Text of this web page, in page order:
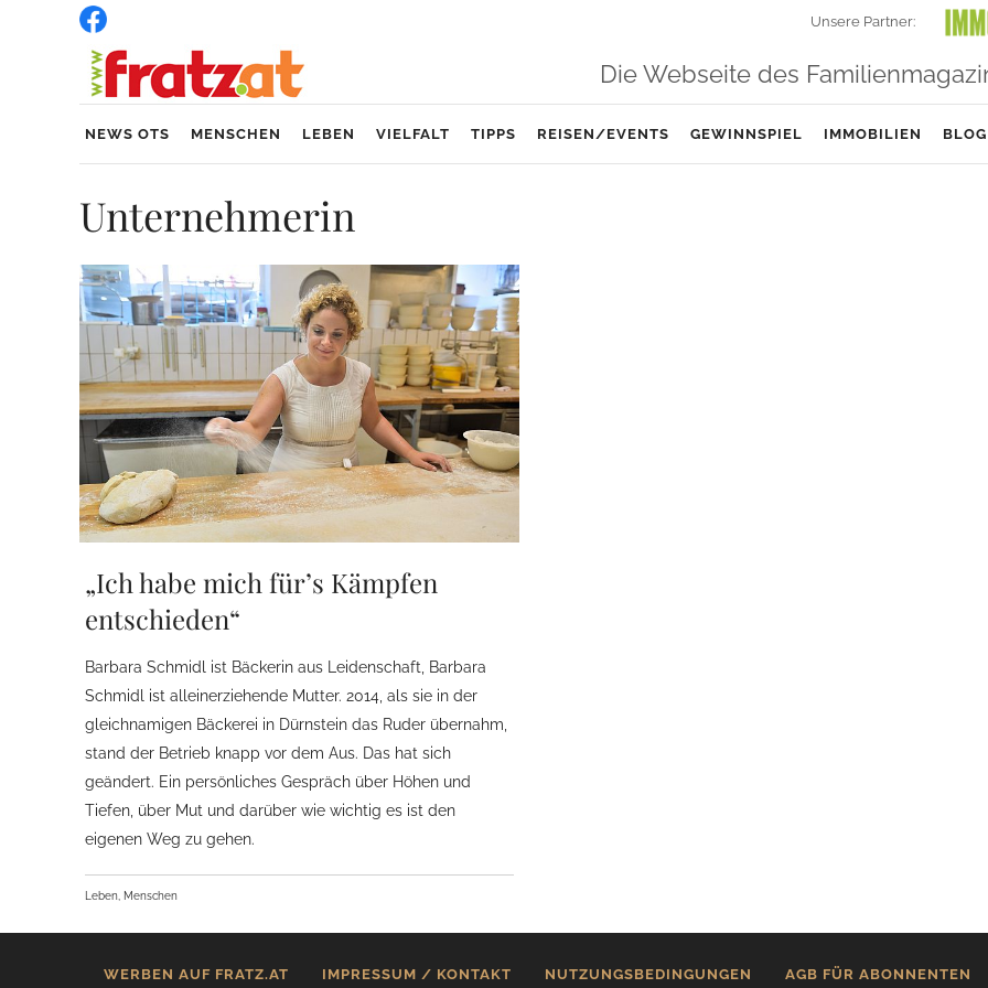
Unsere Partner:
Die Webseite des
NEWS OTS MENSCHEN LEBEN VIELFALT TIPPS REISEN/EVENTS GEWINNSPIEL IMMOBILIEN BLOG
Unternehmerin
„Ich habe mich für’s Kämpfen
entschieden“
Barbara Schmidl ist Bäckerin aus Leidenschaft, Barbara
Schmidl ist alleinerziehende Mutter. 2014, als sie in der
gleichnamigen Bäckerei in Dürnstein das Ruder übernahm,
stand der Betrieb knapp vor dem Aus. Das hat sich
geändert. Ein persönliches Gespräch über Höhen und
Tiefen, über Mut und darüber wie wichtig es ist den
eigenen Weg zu gehen.
Leben, Menschen
WERBEN AUF FRATZ.AT IMPRESSUM / KONTAKT NUTZUNGSBEDINGUNGEN AGB FÜR ABONNENTEN